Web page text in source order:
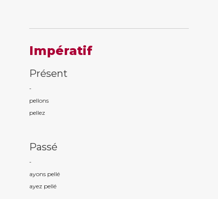
Impératif
Présent
-
pellons
pellez
Passé
-
ayons pellé
ayez pellé